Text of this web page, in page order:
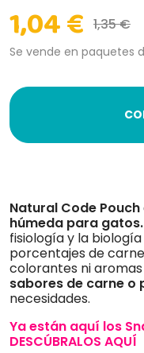
1,04 € 1,35 €
Se vende en paquetes
Natural Code Pouch
húmeda para gatos.
fisiología y la
porcentajes de
colorantes ni
sabores de carne o
necesidades.
Ya están aquí los
DESCÚBRALOS AQUÍ